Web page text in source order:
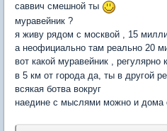
саввич смешной ты
муравейник ?
я живу рядом с москвой , 15
а неофициально там реально 20
вот какой муравейник , регулярно
в 5 км от города да, ты в другой
всякая ботва вокруг
наедине с мыслями можно и дома